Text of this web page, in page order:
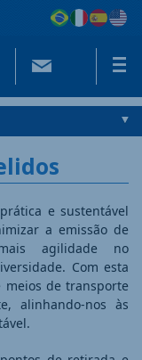
e sustentável
a emissão de
agilidade no
Com esta
meios de transporte
alinhando-nos às